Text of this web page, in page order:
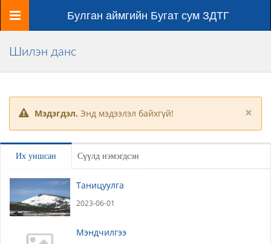
Цэс Булган аймгийн Бугат сум ЗДТГ
Шилэн данс
×
Мэдэгдэл. Энд мэдээлэл байхгүй!
Их уншсан Сүүлд нэмэгдсэн
Таницуулга
2023-06-01
Мэндчилгээ